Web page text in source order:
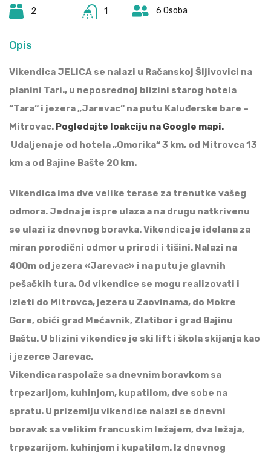
2 1 6 Osoba
Opis
Vikendica JELICA se nalazi u Račanskoj Šljivovici na
planini Tari., u neposrednoj blizini starog hotela
“Tara“ i jezera „Jarevac“ na putu Kaluđerske bare –
Mitrovac. Pogledajte loakciju na Google mapi.
Udaljena je od hotela „Omorika“ 3 km, od Mitrovca 13
km a od Bajine Bašte 20 km.
Vikendica ima dve velike terase za trenutke vašeg
odmora. Jedna je ispre ulaza a na drugu natkrivenu
se ulazi iz dnevnog boravka. Vikendica je idelana za
miran porodični odmor u prirodi i tišini. Nalazi na
400m od jezera «Jarevac» i na putu je glavnih
pešačkih tura. Od vikendice se mogu realizovati i
izleti do Mitrovca, jezera u Zaovinama, do Mokre
Gore, obići grad Mećavnik, Zlatibor i grad Bajinu
Baštu. U blizini vikendice je ski lift i škola skijanja kao
i jezerce Jarevac.
Vikendica raspolaže sa dnevnim boravkom sa
trpezarijom, kuhinjom, kupatilom, dve sobe na
spratu. U prizemlju vikendice nalazi se dnevni
boravak sa velikim francuskim ležajem, dva ležaja,
trpezarijom, kuhinjom i kupatilom. Iz dnevnog